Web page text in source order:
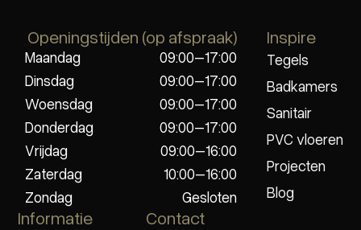
Openingstijden (op afspraak)
Maandag
09:00–17:00
Dinsdag
09:00–17:00
Woensdag
09:00–17:00
Donderdag
09:00–17:00
Vrijdag
09:00–16:00
Zaterdag
10:00–16:00
Zondag
Gesloten
Inspire
Tegels
Badkamers
Sanitair
PVC vloeren
Projecten
Blog
Informatie Contact